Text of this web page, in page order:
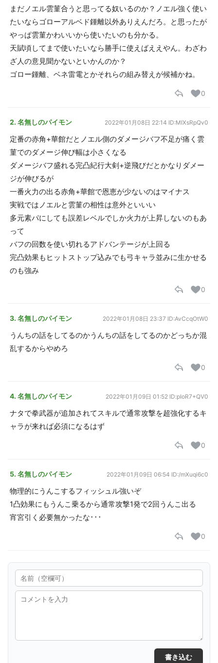
まだノエル雲菫合うと思ってる奴いるのか？ノエル強く使い
たいならゴローアルベド鍾離以外ありえんだろ。と思ったが
やっぱ雲菫かわいいから使いたいのも分かる。
天賦頃してまで使いたいなら勝手に使えばええやん。わざわ
ざ人の意見聞かないといかんのか？
ゴロー鍾離、ベネ雷電とかそれらの組み替えが候補かね。
0
2. 名無しのパイモン 2022年01月08日 22:14 ID:MlXsRpQv0
定番の赤角+華館だとノエル側のダメージバフ不足が痛く雲
菫でのダメージ伸び幅は小さくなる
ダメージバフ盛れる完凸紀行大剣+逆飛びだとかなりダメー
ジが伸びるが
一番火力の出る赤角+華館で恩恵が少ないのはマイナス
実戦ではノエルと雲菫の相性は意外といいい
多元素パにしても誤差レベルでしか火力が上昇しないのもあ
って
バフの回数を使い切れるアドバンテージが上回る
完凸効果もヒットストップ込みでも弓キャラ並みに生かせる
のも強み
0
3. 名無しのパイモン 2022年01月08日 23:37 ID:AvCcqOtW0
うんちの話をしてるのかうんちの話をしてるのかどっちか混
乱するからやめろ
0
4. 名無しのパイモン 2022年01月09日 01:52 ID:pIoR7+QV0
ナタで拳武器が追加されてスキルで通常攻撃を超強化するキ
ャラが来れば必須になるはず
0
5. 名無しのパイモン 2022年01月09日 06:54 ID:/mXuqi6c0
物理的にうんこするフィッシュル強いぞ
1凸効果にもうんこ乗るから通常攻撃1発で2回うんこ出る
宵宮引く必要無かったな･･･
0
書き込む